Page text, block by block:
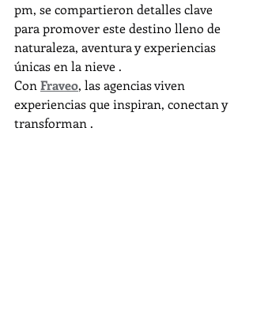
pm, se compartieron detalles clave
para promover este destino lleno de
naturaleza, aventura y experiencias
únicas en la nieve .
Con Fraveo, las agencias viven
experiencias que inspiran, conectan y
transforman .